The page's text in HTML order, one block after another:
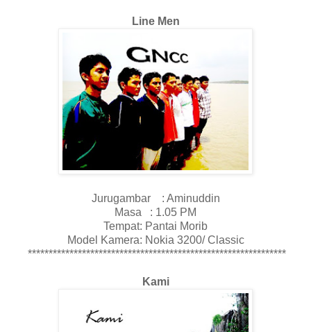
Line Men
Jurugambar : Aminuddin
Masa : 1.05 PM
Tempat: Pantai Morib
Model Kamera: Nokia 3200/ Classic
**************************************************************
Kami